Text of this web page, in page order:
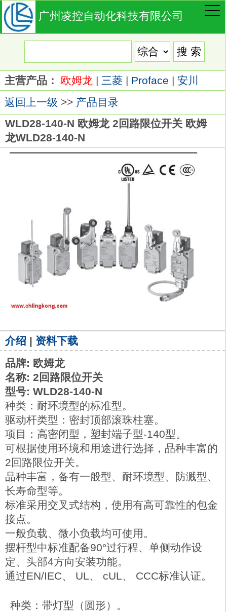
广州凌控自动化科技有限公司
主营产品： 欧姆龙 | 三菱 | Proface | 安川
返回上一级 >> 产品目录
WLD28-140-N 欧姆龙 2回路限位开关 欧姆
龙WLD28-140-N
介绍 | 资料下载
品牌: 欧姆龙
名称: 2回路限位开关
型号: WLD28-140-N
种类：耐环境型的标准型。
驱动杆类型：密封顶部滚珠柱塞。
项目：高密闭型，塑封端子型-140型。
可根据使用环境和用途进行选择，品种丰富的
2回路限位开关。
品种丰富，备有一般型、耐环境型、防溅型、
长寿命型等。
标准采用交叉式结构，使用有高可靠性的包金
接点。
一般负载、微小负载均可使用。
摆杆型中标准配备90°过行程、单侧动作设
定、头部4方向安装功能。
通过EN/IEC、 UL、 cUL、 CCC标准认证。
种类：带灯型（圆形）。